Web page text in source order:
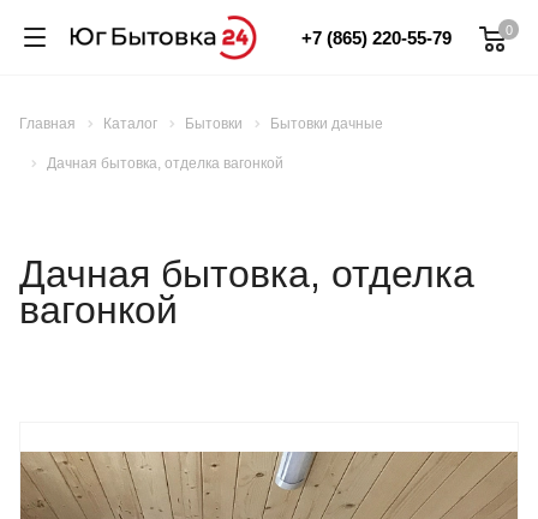
0
+7 (865) 220-55-79
Главная Каталог Бытовки Бытовки дачные
Дачная бытовка, отделка вагонкой
Дачная бытовка, отделка
вагонкой